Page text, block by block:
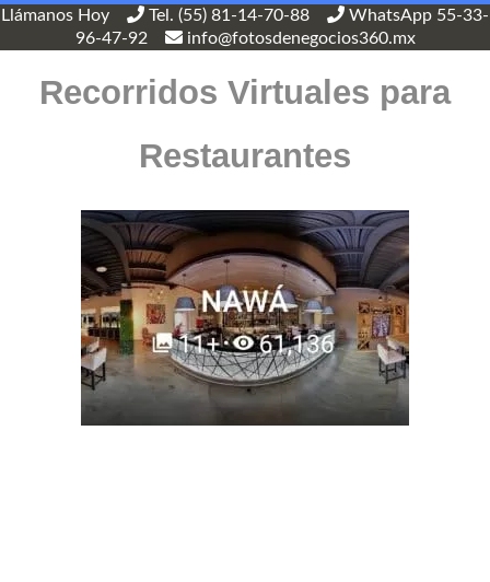
Llámanos Hoy Tel. (55) 81-14-70-88
WhatsApp 55-33-
96-47-92
info@fotosdenegocios360.mx
Recorridos Virtuales para
Restaurantes